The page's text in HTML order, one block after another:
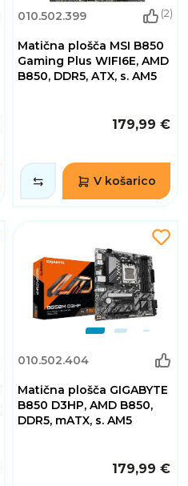
010.502.399 (2)
Matična plošča MSI B850
Gaming Plus WIFI6E, AMD
B850, DDR5, ATX, s. AM5
179,99 €
V košarico
010.502.404
Matična plošča GIGABYTE
B850 D3HP, AMD B850,
DDR5, mATX, s. AM5
179,99 €